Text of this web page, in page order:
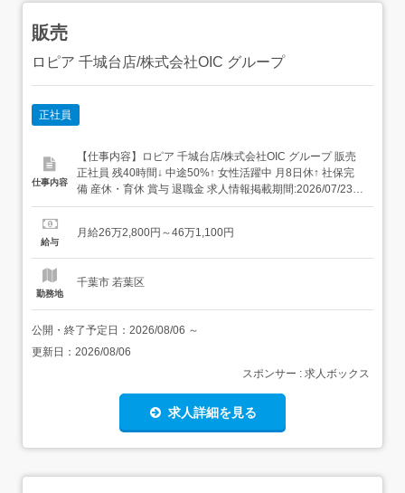
販売
ロピア 千城台店/株式会社OIC グループ
正社員
仕事内容
【仕事内容】ロピア 千城台店/株式会社OIC グループ 販売
正社員 残40時間↓ 中途50%↑ 女性活躍中 月8日休↑ 社保完
備 産休・育休 賞与 退職金 求人情報掲載期間:2026/07/23～
2026/08/27 求人情報 店舗の特徴 着実に成長を続けるスー
通 千葉都市モノレール...
給与
月給26万2,800円～46万1,100円
勤務地
千葉市 若葉区
公開・終了予定日： 2026/08/06 ～
更新日： 2026/08/06
スポンサー : 求人ボックス
求人詳細を見る